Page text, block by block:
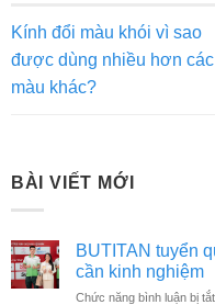
Kính đổi màu khói vì sao
được dùng nhiều hơn các
màu khác?
BÀI VIẾT MỚI
BUTITAN tuyển
cần kinh nghiệm
Chức năng bình luận bị tắtở